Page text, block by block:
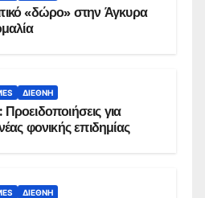
«δώρο» στην Άγκυρα
ΔΙΕΘΝΉ
για
φονικής επιδημίας
ΔΙΕΘΝΉ